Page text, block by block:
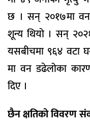
छ । सन् २०१७मा
शून्य थियो । सन्
यसबीचमा ९६४ वटा
मा वन डढेलोका
दिए ।
छैन क्षतिको विवरण